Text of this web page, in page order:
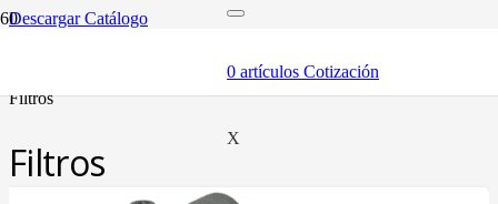
0 artículos Cotización
X
Descargar Catálogo
filtros
Filtros